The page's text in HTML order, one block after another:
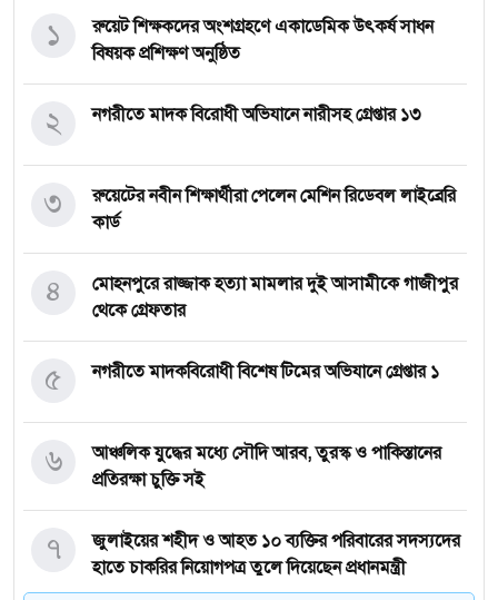
রুয়েট শিক্ষকদের অংশগ্রহণে একাডেমিক উৎকর্ষ সাধন
বিষয়ক প্রশিক্ষণ অনুষ্ঠিত
১
নগরীতে মাদক বিরোধী অভিযানে নারীসহ গ্রেপ্তার ১৩
২
রুয়েটের নবীন শিক্ষার্থীরা পেলেন মেশিন রিডেবল লাইব্রেরি
কার্ড
৩
মোহনপুরে রাজ্জাক হত্যা মামলার দুই আসামীকে গাজীপুর
থেকে গ্রেফতার
৪
নগরীতে মাদকবিরোধী বিশেষ টিমের অভিযানে গ্রেপ্তার ১
৫
আঞ্চলিক যুদ্ধের মধ্যে সৌদি আরব, তুরস্ক ও পাকিস্তানের
প্রতিরক্ষা চুক্তি সই
৬
জুলাইয়ের শহীদ ও আহত ১০ ব্যক্তির পরিবারের সদস্যদের
হাতে চাকরির নিয়োগপত্র তুলে দিয়েছেন প্রধানমন্ত্রী
৭